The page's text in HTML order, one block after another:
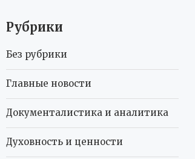
Рубрики
Без рубрики
Главные новости
Документалистика и аналитика
Духовность и ценности